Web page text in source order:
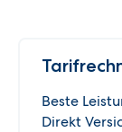
Beste
Direkt